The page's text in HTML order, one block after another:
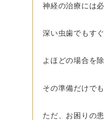
神経の治療には
深い虫歯でもす
よほどの場合を
その準備だけで
ただ、お困りの